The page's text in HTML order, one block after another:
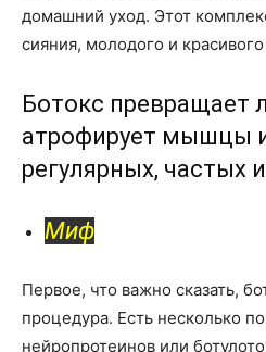
домашний уход. Этот
сияния, молодого и
Ботокс превращает
атрофирует мышцы
регулярных, частых
Миф
Первое, что важно сказать,
процедура. Есть несколько
нейропротеинов или